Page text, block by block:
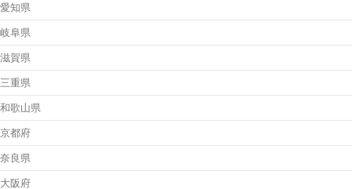
愛知県
岐阜県
滋賀県
三重県
和歌山県
京都府
奈良県
大阪府